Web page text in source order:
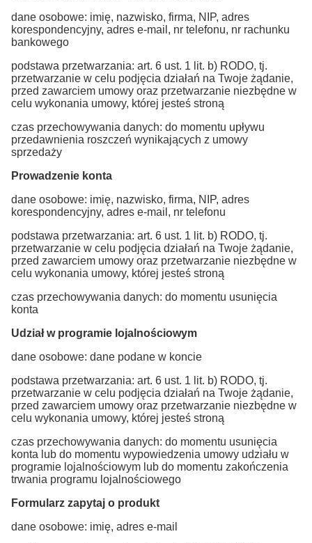
dane osobowe: imię, nazwisko, firma, NIP, adres
korespondencyjny, adres e-mail, nr telefonu, nr rachunku
bankowego
podstawa przetwarzania: art. 6 ust. 1 lit. b) RODO, tj.
przetwarzanie w celu podjęcia działań na Twoje żądanie,
przed zawarciem umowy oraz przetwarzanie niezbędne w
celu wykonania umowy, której jesteś stroną
czas przechowywania danych: do momentu upływu
przedawnienia roszczeń wynikających z umowy
sprzedaży
Prowadzenie konta
dane osobowe: imię, nazwisko, firma, NIP, adres
korespondencyjny, adres e-mail, nr telefonu
podstawa przetwarzania: art. 6 ust. 1 lit. b) RODO, tj.
przetwarzanie w celu podjęcia działań na Twoje żądanie,
przed zawarciem umowy oraz przetwarzanie niezbędne w
celu wykonania umowy, której jesteś stroną
czas przechowywania danych: do momentu usunięcia
konta
Udział w programie lojalnościowym
dane osobowe: dane podane w koncie
podstawa przetwarzania: art. 6 ust. 1 lit. b) RODO, tj.
przetwarzanie w celu podjęcia działań na Twoje żądanie,
przed zawarciem umowy oraz przetwarzanie niezbędne w
celu wykonania umowy, której jesteś stroną
czas przechowywania danych: do momentu usunięcia
konta lub do momentu wypowiedzenia umowy udziału w
programie lojalnościowym lub do momentu zakończenia
trwania programu lojalnościowego
Formularz zapytaj o produkt
dane osobowe: imię, adres e-mail